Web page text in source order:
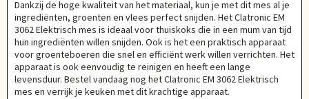
Dankzij de hoge kwaliteit van het materiaal, kun je met dit mes al je
ingrediënten, groenten en vlees perfect snijden. Het Clatronic EM
3062 Elektrisch mes is ideaal voor thuiskoks die in een mum van tijd
hun ingrediënten willen snijden. Ook is het een praktisch apparaat
voor groenteboeren die snel en efficiënt werk willen verrichten. Het
apparaat is ook eenvoudig te reinigen en heeft een lange
levensduur. Bestel vandaag nog het Clatronic EM 3062 Elektrisch
mes en verrijk je keuken met dit krachtige apparaat.